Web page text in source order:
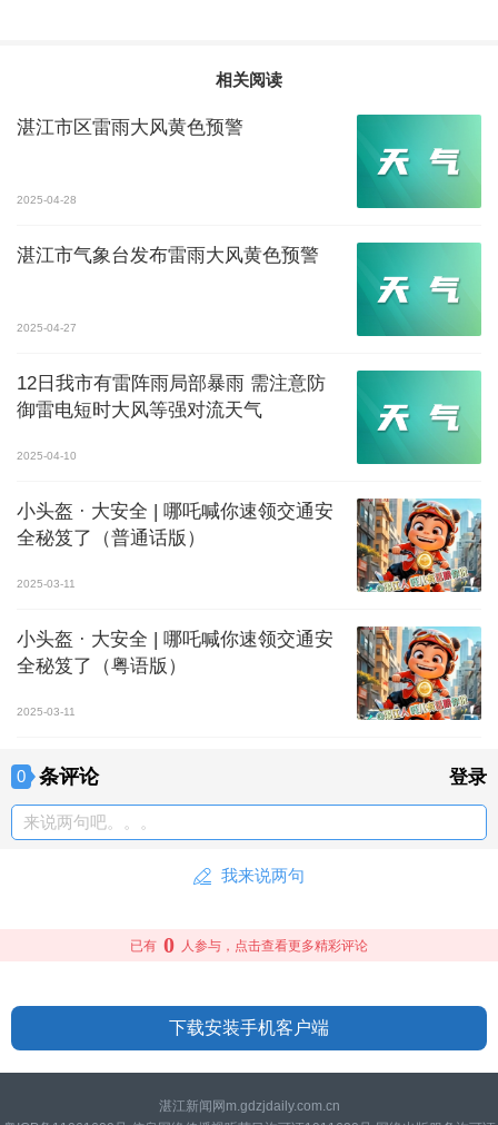
相关阅读
湛江市区雷雨大风黄色预警
2025-04-28
湛江市气象台发布雷雨大风黄色预警
2025-04-27
12日我市有雷阵雨局部暴雨 需注意防
御雷电短时大风等强对流天气
2025-04-10
小头盔 · 大安全 | 哪吒喊你速领交通安
全秘笈了（普通话版）
2025-03-11
小头盔 · 大安全 | 哪吒喊你速领交通安
全秘笈了（粤语版）
2025-03-11
0 条评论 登录
来说两句吧。。。
我来说两句
已有 0 人参与，点击查看更多精彩评论
下载安装手机客户端
湛江新闻网m.gdzjdaily.com.cn